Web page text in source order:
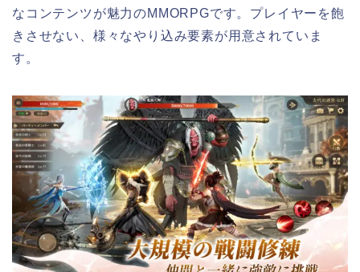
なコンテンツが魅力のMMORPGです。プレイヤーを飽
きさせない、様々なやり込み要素が用意されていま
す。